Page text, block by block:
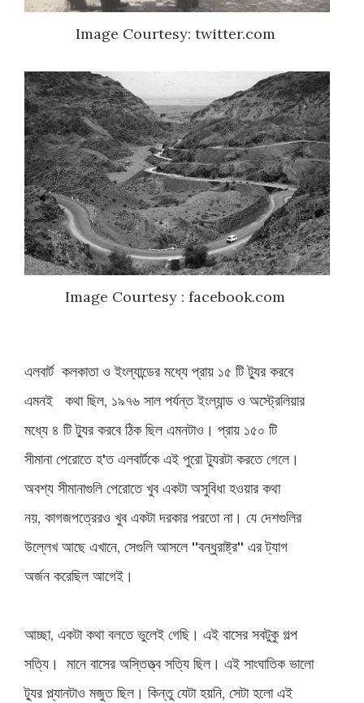
Image Courtesy: twitter.com
Image Courtesy : facebook.com
এলবার্ট কলকাতা ও ইংল্যান্ডের মধ্যে প্রায় ১৫ টি ট্যুর করবে
এমনই কথা ছিল, ১৯৭৬ সাল পর্যন্ত ইংল্যান্ড ও অস্ট্রেলিয়ার
মধ্যে ৪ টি ট্যুর করবে ঠিক ছিল এমনটাও। প্রায় ১৫০ টি
সীমানা পেরোতে হ'ত এলবার্টকে এই পুরো ট্যুরটা করতে গেলে।
অবশ্য সীমানাগুলি পেরোতে খুব একটা অসুবিধা হওয়ার কথা
নয়, কাগজপত্রেরও খুব একটা দরকার পরতো না। যে দেশগুলির
উল্লেখ আছে এখানে, সেগুলি আসলে ''বন্ধুরাষ্ট্র'' এরট্যাগ
অর্জন করেছিল আগেই।
আচ্ছা, একটা কথা বলতে ভুলেই গেছি। এই বাসের সবটুকু গল্প
সত্যি। মানে বাসের অস্তিত্ত্ব সত্যি ছিল। এই সাংঘাতিক ভালো
ট্যুর প্ল্যানটাও মজুত ছিল। কিন্তু যেটা হয়নি, সেটা হলো এই